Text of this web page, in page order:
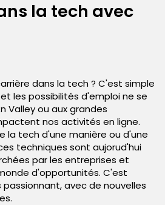
la tech avec
dans la tech ? C'est simple
les possibilités d'emploi ne se
Valley ou aux grandes
nos activités en ligne.
la tech d'une manière ou d'une
techniques sont aujorud'hui
par les entreprises et
d'opportunités. C'est
avec de nouvelles